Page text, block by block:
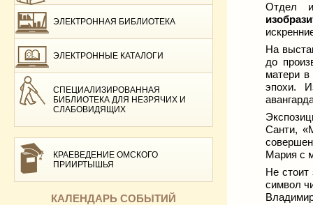
ЭЛЕКТРОННАЯ БИБЛИОТЕКА
ЭЛЕКТРОННЫЕ КАТАЛОГИ
СПЕЦИАЛИЗИРОВАННАЯ
БИБЛИОТЕКА ДЛЯ НЕЗРЯЧИХ И
СЛАБОВИДЯЩИХ
КРАЕВЕДЕНИЕ ОМСКОГО
ПРИИРТЫШЬЯ
КАЛЕНДАРЬ СОБЫТИЙ
Отдел
На
до
матери в
эпохи.
Санти,
Мария с
Не стоит
символ